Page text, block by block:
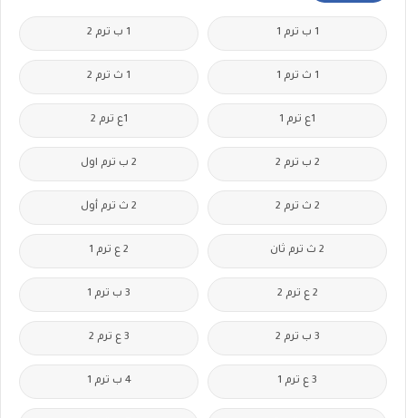
1 ب ترم 1 1 ب ترم 2
1 ث ترم 1 1 ث ترم 2
1ع ترم 1 1ع ترم 2
2 ب ترم 2 2 ب ترم اول
2 ث ترم 2 2 ث ترم أول
2 ث ترم ثان 2 ع ترم 1
2 ع ترم 2 3 ب ترم 1
3 ب ترم 2 3 ع ترم 2
3 ع ترم 1 4 ب ترم 1